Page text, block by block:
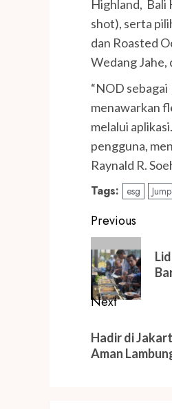
Highland, Bali
shot), serta
dan Roasted
Wedang Jahe,
“NOD sebagai
menawarkan
melalui
pengguna,
Raynald R.
Tags: esg
Post
Previous
Previous
post:
Next
post:
Hadir di
Aman